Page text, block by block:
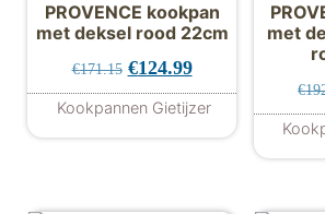
PROVENCE kookpan
met deksel rood 22cm
€171.15 Oorspronkelijke prijs
€124.99Huidige prijs is:
Kookpannen Gietijzer
met
€